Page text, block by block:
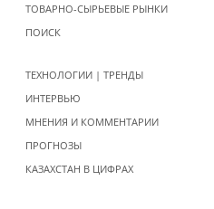
ТОВАРНО-СЫРЬЕВЫЕ РЫНКИ
ПОИСК
ТЕХНОЛОГИИ | ТРЕНДЫ
ИНТЕРВЬЮ
МНЕНИЯ И КОММЕНТАРИИ
ПРОГНОЗЫ
КАЗАХСТАН В ЦИФРАХ